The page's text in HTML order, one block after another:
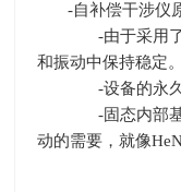
-自补偿干涉仪
-由于采用
和振动中保持稳定。
-设备的永
-固态内部
动的需要，就像